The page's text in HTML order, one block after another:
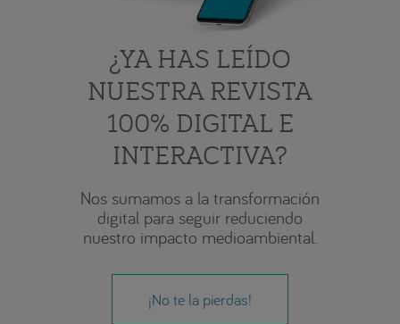
¿YA HAS LEÍDO
NUESTRA REVISTA
100% DIGITAL E
INTERACTIVA?
Nos sumamos a la transformación
digital para seguir reduciendo
nuestro impacto medioambiental.
¡No te la pierdas!